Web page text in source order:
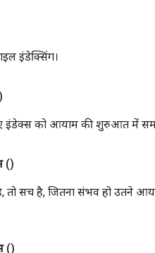
इंडेक्सिंग।
को आयाम की शुरुआत में
()
तो सच है, जितना संभव हो उतने
()